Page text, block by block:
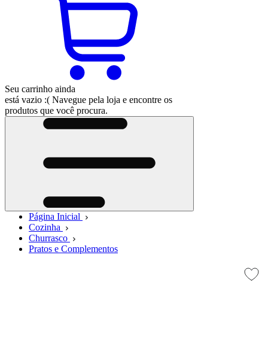
Seu carrinho ainda
está vazio :( Navegue pela loja e encontre os
produtos que você procura.
Página Inicial
Cozinha
Churrasco
Pratos e Complementos